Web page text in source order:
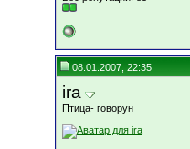
08.01.2007, 22:35
ira
Птица- говорун